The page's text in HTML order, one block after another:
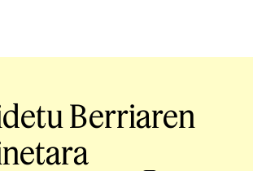
Berriaren